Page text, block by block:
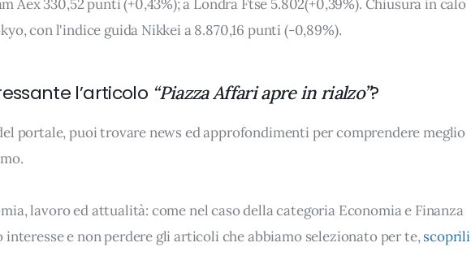
Aex 330,52 punti (+0,43%); a Londra Ftse 5.802(+0,39%). Chiusura in calo
con l'indice guida Nikkei a 8.870,16 punti (-0,89%).
l’articolo “Piazza Affari apre in rialzo”?
portale, puoi trovare news ed approfondimenti per comprendere meglio
lavoro ed attualità: come nel caso della categoria Economia e Finanza
interesse e non perdere gli articoli che abbiamo selezionato per te,scoprili